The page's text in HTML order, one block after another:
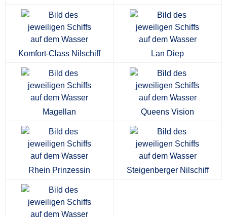
Komfort-Class Nilschiff Lan Diep
Magellan Queens Vision
Rhein Prinzessin Steigenberger Nilschiff